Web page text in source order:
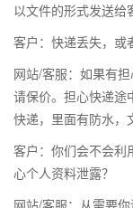
以文件的形式发送给
客户：快递丢失，或
网站/客服：如果有
请保价。担心快递途
快递，里面有防水，
客户：你们会不会利
心个人资料泄露？
网站/客服：从需要